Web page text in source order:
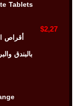
Tablets
أقراص
$2,27